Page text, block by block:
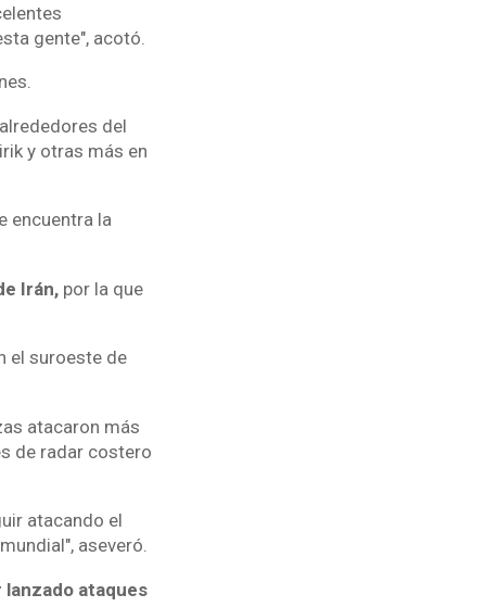
gente", acotó.
del
y otras más en
encuentra la
Irán,por la que
el suroeste de
atacaron más
de radar costero
atacando el
aseveró.
ataques